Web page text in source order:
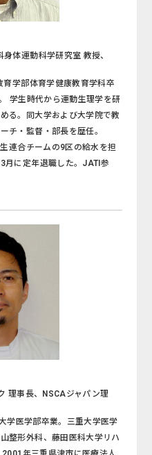
体運動科学研究室 教授、
学部体育学健康教育学科卒
学生時代から運動生理学を研
る。同大学および大学院で教
チ・監督・部長を歴任。
連合チームの9区の給水を担
月に定年退職した。JATI参
理事長、NSCAジャパン理
学医学部卒業。三重大学医学
整形外科、藤田医科大学リハ